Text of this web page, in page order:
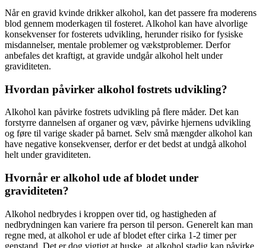
Når en gravid kvinde drikker alkohol, kan det passere fra moderens
blod gennem moderkagen til fosteret. Alkohol kan have alvorlige
konsekvenser for fosterets udvikling, herunder risiko for fysiske
misdannelser, mentale problemer og vækstproblemer. Derfor
anbefales det kraftigt, at gravide undgår alkohol helt under
graviditeten.
Hvordan påvirker alkohol fostrets udvikling?
Alkohol kan påvirke fostrets udvikling på flere måder. Det kan
forstyrre dannelsen af organer og væv, påvirke hjernens udvikling
og føre til varige skader på barnet. Selv små mængder alkohol kan
have negative konsekvenser, derfor er det bedst at undgå alkohol
helt under graviditeten.
Hvornår er alkohol ude af blodet under
graviditeten?
Alkohol nedbrydes i kroppen over tid, og hastigheden af
nedbrydningen kan variere fra person til person. Generelt kan man
regne med, at alkohol er ude af blodet efter cirka 1-2 timer per
genstand. Det er dog vigtigt at huske, at alkohol stadig kan påvirke